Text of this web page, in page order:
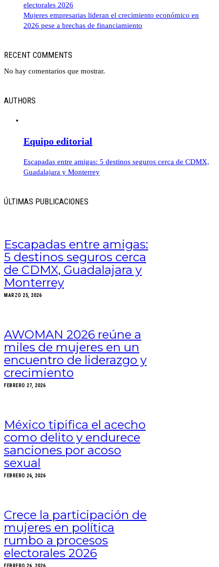
electorales 2026
Mujeres empresarias lideran el crecimiento económico en
2026 pese a brechas de financiamiento
RECENT COMMENTS
No hay comentarios que mostrar.
AUTHORS
Equipo editorial
Escapadas entre amigas: 5 destinos seguros cerca de CDMX,
Guadalajara y Monterrey
ÚLTIMAS PUBLICACIONES
Escapadas entre amigas:
5 destinos seguros cerca
de CDMX, Guadalajara y
Monterrey
MARZO 25, 2026
AWOMAN 2026 reúne a
miles de mujeres en un
encuentro de liderazgo y
crecimiento
FEBRERO 27, 2026
México tipifica el acecho
como delito y endurece
sanciones por acoso
sexual
FEBRERO 26, 2026
Crece la participación de
mujeres en política
rumbo a procesos
electorales 2026
FEBRERO 26, 2026